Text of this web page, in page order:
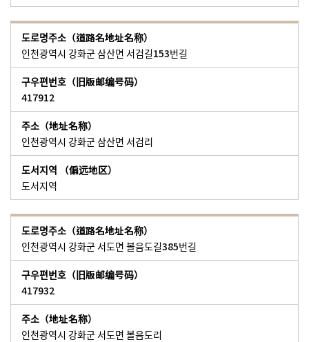
인천광역시 강화군 삼산면 서검길153번길
417912
인천광역시 강화군 삼산면 서검리
도서지역
인천광역시 강화군 서도면 볼음도길385번길
417932
인천광역시 강화군 서도면 볼음도리